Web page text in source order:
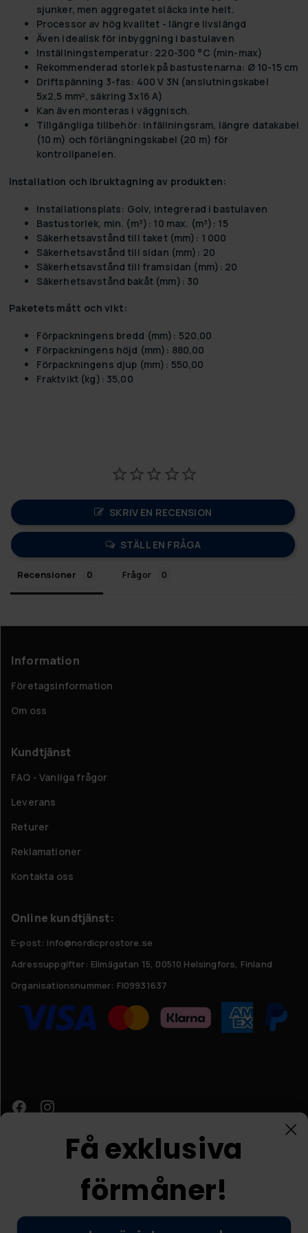
sjunker, men aggregatet släcks inte helt.
Processor av hög kvalitet - längre livslängd
Även idealisk för inbyggning i bastulaven
Inställningstemperatur: 220-300 °C (min-max)
Rekommenderad storlek på bastustenarna: Ø 10-15 cm
Driftspänning 3-fas: 400 V 3N (anslutningskabel
5x2,5 mm², säkring 3x16 A)
Kan även monteras i väggnisch.
Tillgängliga tillbehör: infällningsram, längre datakabel
(10 m) och förlängningskabel (20 m) för
kontrollpanelen.
Installation och ibruktagning av produkten:
Installationsplats: Golv, integrerad i bastulaven
Bastustorlek, min. (m³): 10 max. (m³): 15
Säkerhetsavstånd till taket (mm): 1 000
Säkerhetsavstånd till sidan (mm): 20
Säkerhetsavstånd till framsidan (mm): 20
Säkerhetsavstånd bakåt (mm): 30
Paketets mått och vikt:
Förpackningens bredd (mm): 520,00
Förpackningens höjd (mm): 880,00
Förpackningens djup (mm): 550,00
Fraktvikt (kg): 35,00
SKRIV EN RECENSION
STÄLL EN FRÅGA
Recensioner Frågor
Information
Företagsinformation
Om oss
Kundtjänst
FAQ - Vanliga frågor
Leverans
Returer
Reklamationer
Kontakta oss
Online kundtjänst:
E-post: info@nordicprostore.se
Adressuppgifter: Elimägatan 15, 00510 Helsingfors, Finland
Organisationsnummer: FI09931637
Få exklusiva
förmåner!